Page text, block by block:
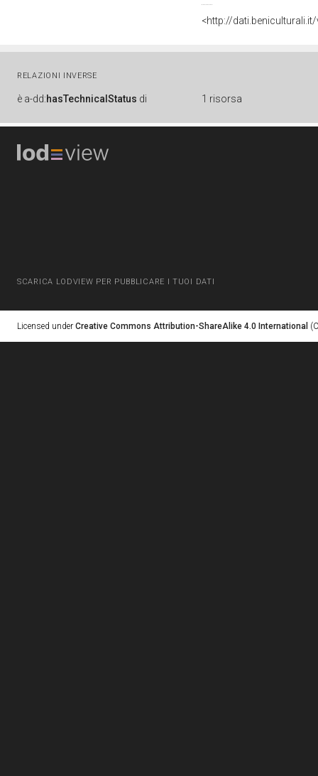
<http://
RELAZIONI INVERSE
è a-dd:hasTechnicalStatus di 1 risorsa
SCARICA LODVIEW PER PUBBLICARE I TUOI DATI
Licensed under Creative Commons Attribution-ShareAlike 4.0 International